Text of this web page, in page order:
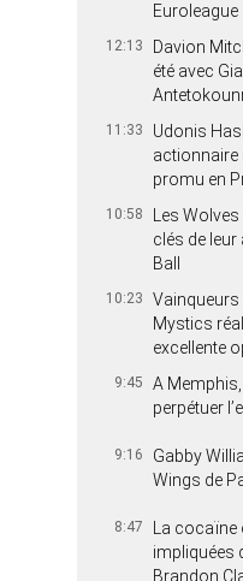
Euroleague
12:13
Davion
été avec
11:33
Udonis
actionnaire
promu en
10:58
Les
clés de leur
Ball
10:23
Vainqueurs
Mystics
excellente
9:45
A
perpétuer
9:16
Gabby
Wings de
8:47
La cocaïne
impliquées
Brandon